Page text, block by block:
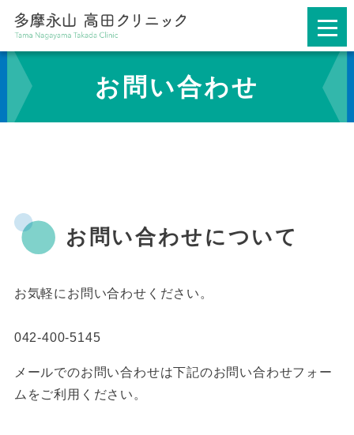
お問い合わせ
お問い合わせについて
お気軽にお問い合わせください。
042-400-5145
メールでのお問い合わせは下記のお問い合わせフォー
ムをご利用ください。